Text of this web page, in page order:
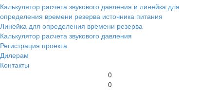
Калькулятор расчета звукового давления и линейка для
определения времени резерва источника питания
Линейка для определения времени резерва
Калькулятор расчета звукового давления
Регистрация проекта
Дилерам
Контакты
0
0